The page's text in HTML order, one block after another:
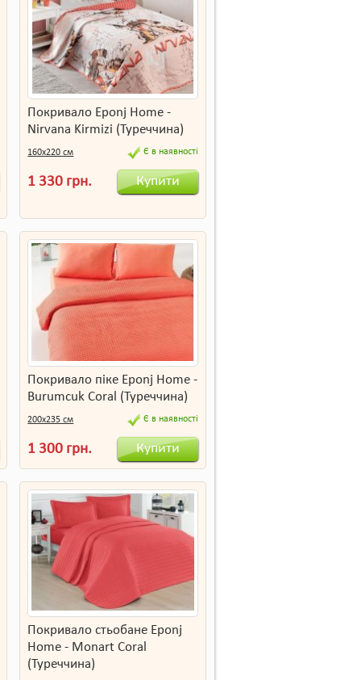
Покривало Eponj Home -
Nirvana Kirmizi (Туреччина)
160х220 см Є в наявності
1 330 грн. Купити
Покривало піке Eponj Home -
Burumcuk Coral (Туреччина)
200х235 см Є в наявності
1 300 грн. Купити
Покривало стьобане Eponj
Home - Monart Coral
(Туреччина)